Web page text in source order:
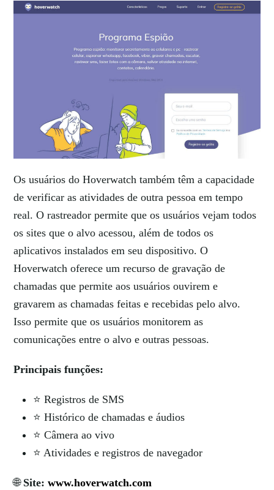
Os usuários do Hoverwatch também têm a capacidade
de verificar as atividades de outra pessoa em tempo
real. O rastreador permite que os usuários vejam todos
os sites que o alvo acessou, além de todos os
aplicativos instalados em seu dispositivo. O
Hoverwatch oferece um recurso de gravação de
chamadas que permite aos usuários ouvirem e
gravarem as chamadas feitas e recebidas pelo alvo.
Isso permite que os usuários monitorem as
comunicações entre o alvo e outras pessoas.
Principais funções:
⭐ Registros de SMS
⭐ Histórico de chamadas e áudios
⭐ Câmera ao vivo
⭐ Atividades e registros de navegador
🌐 Site:www.hoverwatch.com